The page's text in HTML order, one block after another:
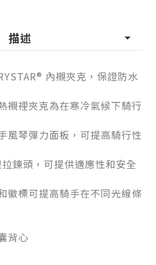
描述
內襯夾克，保證防水
襯裡夾克為在寒冷氣候下騎行
風琴彈力面板，可提高騎行性
鍊頭，可提供適應性和安全
徽標可提高騎手在不同光線條
背心